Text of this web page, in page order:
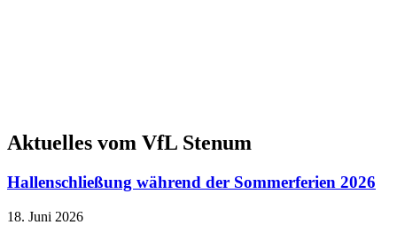
Aktuelles vom VfL Stenum
Hallenschließung während der Sommerferien 2026
18. Juni 2026